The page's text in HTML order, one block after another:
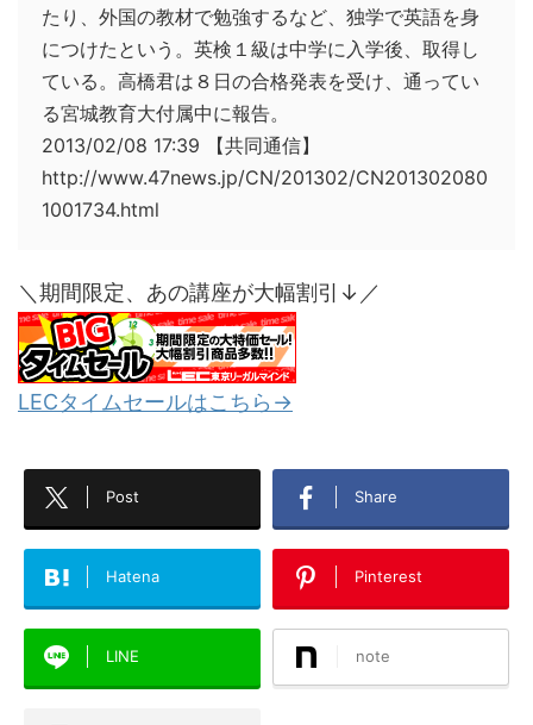
たり、外国の教材で勉強するなど、独学で英語を身
につけたという。英検１級は中学に入学後、取得し
ている。高橋君は８日の合格発表を受け、通ってい
る宮城教育大付属中に報告。
2013/02/08 17:39 【共同通信】
http://www.47news.jp/CN/201302/CN201302080
1001734.html
＼期間限定、あの講座が大幅割引↓／
LECタイムセールはこちら→
Post Share
Hatena Pinterest
LINE note